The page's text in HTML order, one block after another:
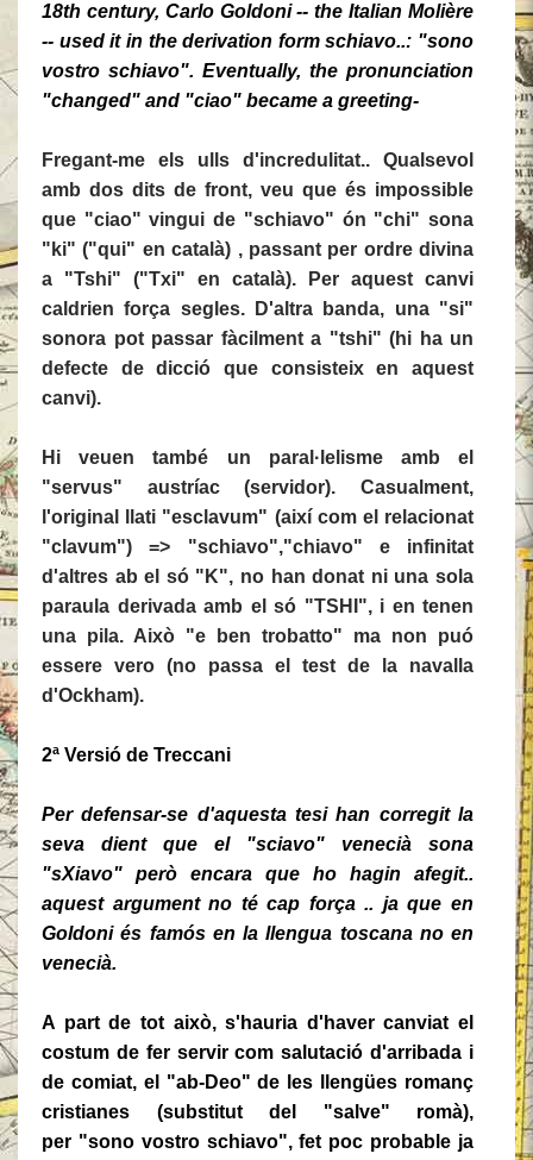
18th century, Carlo Goldoni -- the Italian Molière
-- used it in the derivation form schiavo..: "sono
vostro schiavo". Eventually, the pronunciation
"changed" and "ciao" became a greeting-
Fregant-me els ulls d'incredulitat.. Qualsevol
amb dos dits de front, veu que és impossible
que "ciao" vingui de "schiavo" ón "chi" sona
"ki" ("qui" en català) , passant per ordre divina
a "Tshi" ("Txi" en català). Per aquest canvi
caldrien força segles. D'altra banda, una "si"
sonora pot passar fàcilment a "tshi" (hi ha un
defecte de dicció que consisteix en aquest
canvi).
Hi veuen també un paral·lelisme amb el
"servus" austríac (servidor). Casualment,
l'original llati "esclavum" (així com el relacionat
"clavum") => "schiavo","chiavo" e infinitat
d'altres ab el só "K", no han donat ni una sola
paraula derivada amb el só "TSHI", i en tenen
una pila. Això "e ben trobatto" ma non puó
essere vero (no passa el test de la navalla
d'Ockham).
2ª Versió de Treccani
Per defensar-se d'aquesta tesi han corregit la
seva dient que el "sciavo" venecià sona
"sXiavo" però encara que ho hagin afegit..
aquest argument no té cap força .. ja que en
Goldoni és famós en la llengua toscana no en
venecià.
A part de tot això, s'hauria d'haver canviat el
costum de fer servir com salutació d'arribada i
de comiat, el "ab-Deo" de les llengües romanç
cristianes (substitut del "salve" romà),
per "sono vostro schiavo", fet poc probable ja